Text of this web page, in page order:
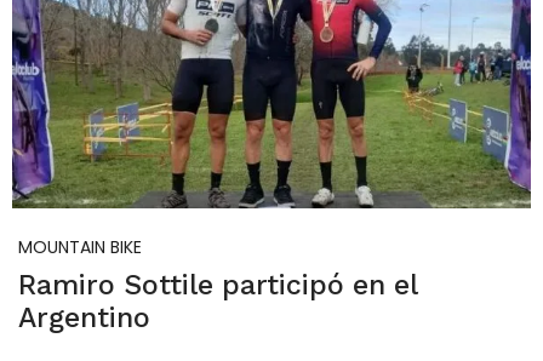
MOUNTAIN BIKE
Ramiro Sottile participó en el
Argentino